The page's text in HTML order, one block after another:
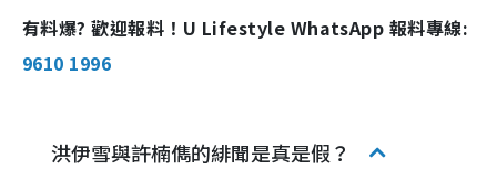
有料爆? 歡迎報料！U Lifestyle WhatsApp 報料專線:
9610 1996
洪伊雪與許楠儁的緋聞是真是假？